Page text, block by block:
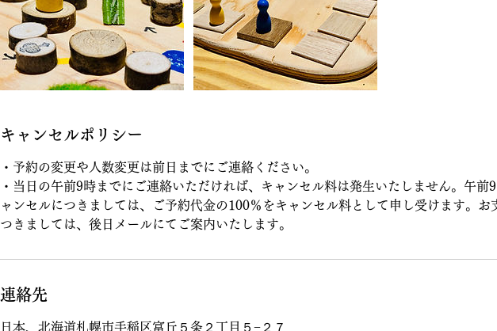
キャンセルポリシー
・予約の変更や人数変更は前日までにご連絡ください。
・当日の午前9時までにご連絡いただければ、キャンセル料は発生いたしません。午前
ャンセルにつきましては、ご予約代金の100％をキャンセル料として申し受けます。お
つきましては、後日メールにてご案内いたします。
連絡先
日本、北海道札幌市手稲区富丘５条２丁目５−２７